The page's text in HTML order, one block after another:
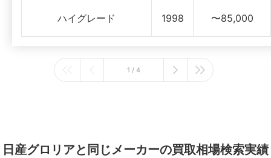
ハイグレード 1998 〜85,000
1 / 4
日産グロリアと同じメーカーの買取相場検索実績